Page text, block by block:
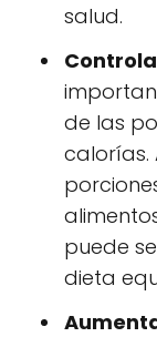
salud.
de las
calorías.
puede
dieta